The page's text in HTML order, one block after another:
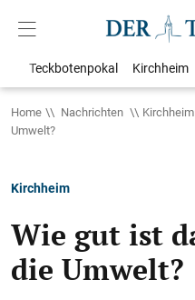
Teckbotenpokal Kirchheim
Home Nachrichten Kirchheim
Umwelt?
Kirchheim
Wie gut ist
die Umwelt?